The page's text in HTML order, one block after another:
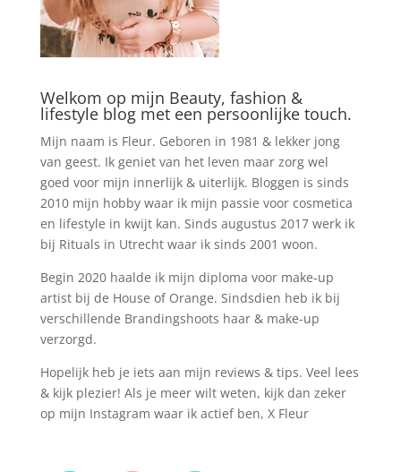
Welkom op mijn Beauty, fashion &
lifestyle blog met een persoonlijke touch.
Mijn naam is Fleur. Geboren in 1981 & lekker jong
van geest. Ik geniet van het leven maar zorg wel
goed voor mijn innerlijk & uiterlijk. Bloggen is sinds
2010 mijn hobby waar ik mijn passie voor cosmetica
en lifestyle in kwijt kan. Sinds augustus 2017 werk ik
bij Rituals in Utrecht waar ik sinds 2001 woon.
Begin 2020 haalde ik mijn diploma voor make-up
artist bij de House of Orange. Sindsdien heb ik bij
verschillende Brandingshoots haar & make-up
verzorgd.
Hopelijk heb je iets aan mijn reviews & tips. Veel lees
& kijk plezier! Als je meer wilt weten, kijk dan zeker
op mijn Instagram waar ik actief ben, X Fleur